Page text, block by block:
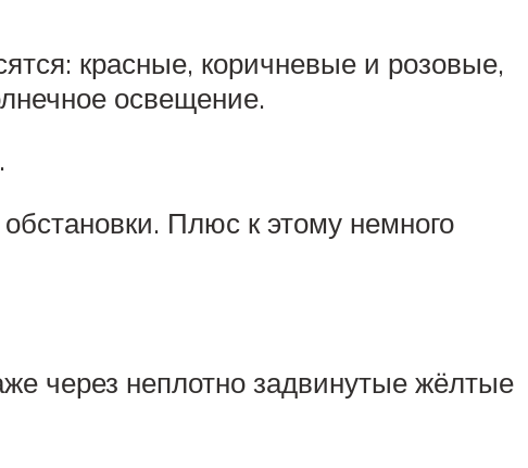
красные, коричневые и розовые,
освещение.
Плюс к этому немного
через неплотно задвинутые жёлтые